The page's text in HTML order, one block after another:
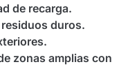
de recarga.
duros.
zonas amplias con